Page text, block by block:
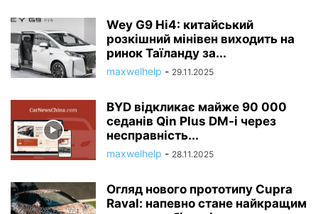
Wey G9 Hi4: китайський
розкішний мінівен виходить на
ринок Таїланду за...
maxwelhelp - 29.11.2025
BYD відкликає майже 90 000
седанів Qin Plus DM-i через
несправність...
maxwelhelp - 28.11.2025
Огляд нового прототипу Cupra
Raval: напевно стане найкращим